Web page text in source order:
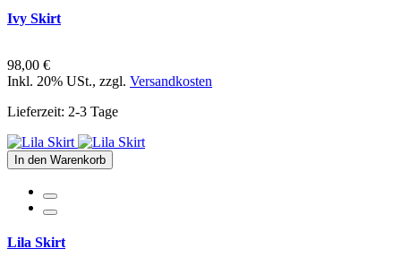
Ivy Skirt
98,00 €
Inkl. 20% USt., zzgl. Versandkosten
Lieferzeit: 2-3 Tage
In den Warenkorb
Lila Skirt